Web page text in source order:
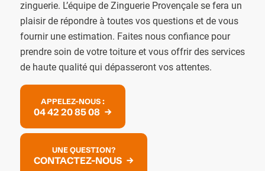
zinguerie. L’équipe de Zinguerie Provençale se fera un
plaisir de répondre à toutes vos questions et de vous
fournir une estimation. Faites nous confiance pour
prendre soin de votre toiture et vous offrir des services
de haute qualité qui dépasseront vos attentes.
APPELEZ-NOUS :
04 42 20 85 08
UNE QUESTION?
CONTACTEZ-NOUS